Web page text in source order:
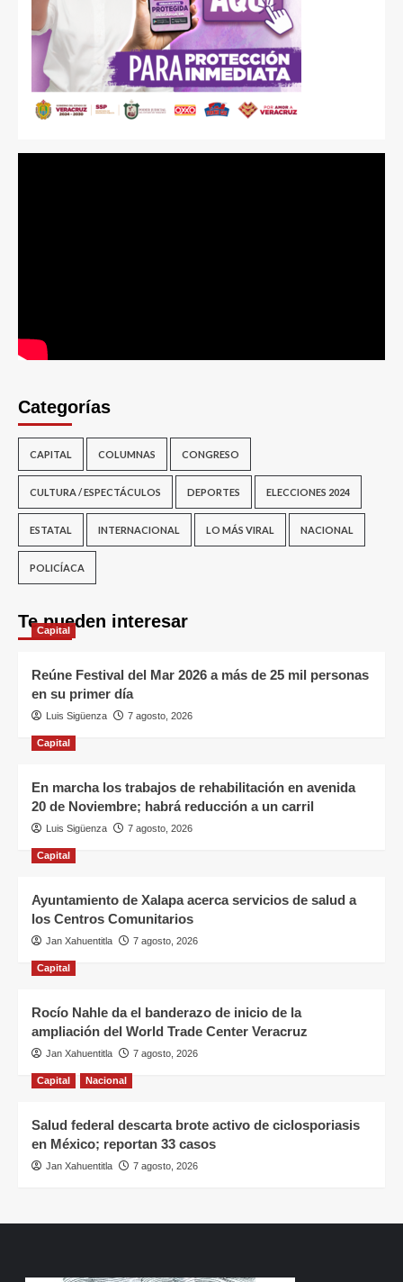
Categorías
CAPITAL COLUMNAS CONGRESO
CULTURA / ESPECTÁCULOS DEPORTES ELECCIONES 2024
ESTATAL INTERNACIONAL LO MÁS VIRAL NACIONAL
POLICÍACA
Te pueden interesar
Capital
Reúne Festival del Mar 2026 a más de 25 mil personas
en su primer día
Luis Sigüenza 7 agosto, 2026
Capital
En marcha los trabajos de rehabilitación en avenida
20 de Noviembre; habrá reducción a un carril
Luis Sigüenza 7 agosto, 2026
Capital
Ayuntamiento de Xalapa acerca servicios de salud a
los Centros Comunitarios
Jan Xahuentitla 7 agosto, 2026
Capital
Rocío Nahle da el banderazo de inicio de la
ampliación del World Trade Center Veracruz
Jan Xahuentitla 7 agosto, 2026
Capital Nacional
Salud federal descarta brote activo de ciclosporiasis
en México; reportan 33 casos
Jan Xahuentitla 7 agosto, 2026